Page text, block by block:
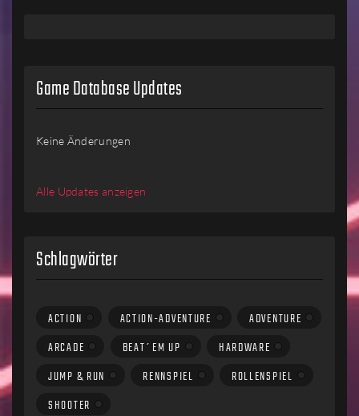
Game Database Updates
Keine Änderungen
Alle Updates anzeigen
Schlagwörter
ACTION ACTION-ADVENTURE
ADVENTURE
ARCADE
BEAT´EM UP
HARDWARE
JUMP & RUN
RENNSPIEL
ROLLENSPIEL
SHOOTER